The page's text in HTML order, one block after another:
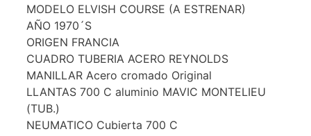
MODELO ELVISH COURSE (A ESTRENAR)
AÑO 1970´S
ORIGEN FRANCIA
CUADRO TUBERIA ACERO REYNOLDS
MANILLAR Acero cromado Original
LLANTAS 700 C aluminio MAVIC MONTELIEU
(TUB.)
NEUMATICO Cubierta 700 C